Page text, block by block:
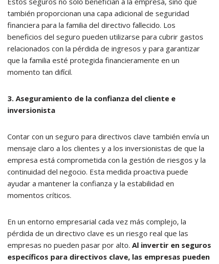
también proporcionan una capa adicional de seguridad
financiera para la familia del directivo fallecido. Los
beneficios del seguro pueden utilizarse para cubrir gastos
relacionados con la pérdida de ingresos y para garantizar
que la familia esté protegida financieramente en un
momento tan difícil.
3. Aseguramiento de la confianza del cliente e
inversionista
Contar con un seguro para directivos clave también envía un
mensaje claro a los clientes y a los inversionistas de que la
empresa está comprometida con la gestión de riesgos y la
continuidad del negocio. Esta medida proactiva puede
ayudar a mantener la confianza y la estabilidad en
momentos críticos.
En un entorno empresarial cada vez más complejo, la
pérdida de un directivo clave es un riesgo real que las
empresas no pueden pasar por alto. Al invertir en seguros
específicos para directivos clave, las empresas pueden